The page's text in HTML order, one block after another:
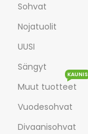
Sohvat
Nojatuolit
UUSI
Sängyt
Muut tuotteet
KAUNIS
Vuodesohvat
Divaanisohvat